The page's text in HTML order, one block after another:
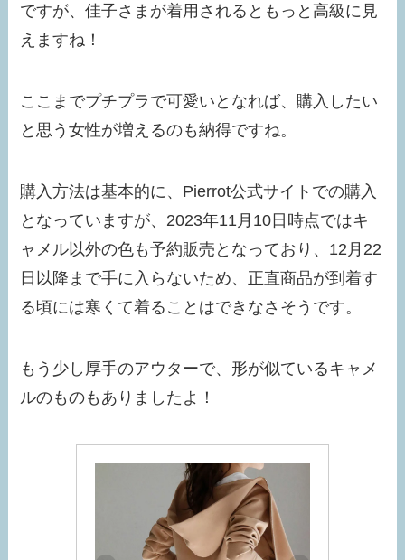
ですが、佳子さまが着用されるともっと高級に見
えますね！
ここまでプチプラで可愛いとなれば、購入したい
と思う女性が増えるのも納得ですね。
購入方法は基本的に、Pierrot公式サイトでの購入
となっていますが、2023年11月10日時点ではキ
ャメル以外の色も予約販売となっており、12月22
日以降まで手に入らないため、正直商品が到着す
る頃には寒くて着ることはできなさそうです。
もう少し厚手のアウターで、形が似ているキャメ
ルのものもありましたよ！